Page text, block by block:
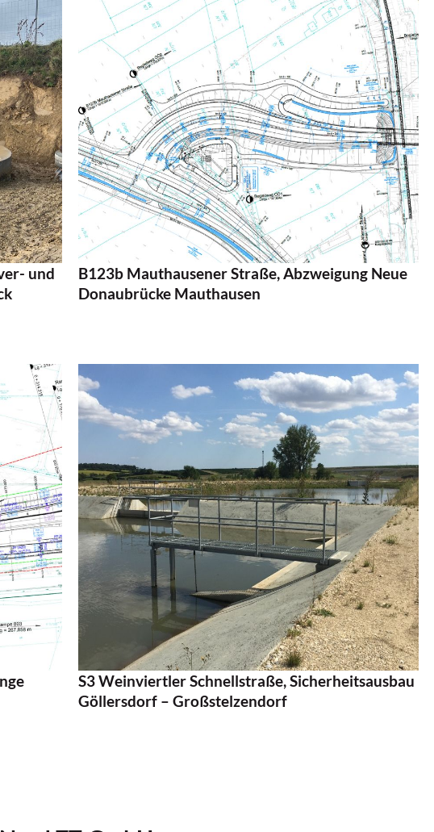
und
Auftraggeber:Land Niederösterreich & Land Oberösterreich
Projektgebiet:Mostviertel, Niederösterreich & Mühlviertel,
Oberösterreich
Projektlänge:5,63 km
Bearbeitete Projektphase:Einreichprojekt,
Ausschreibungsprojekt
Zeitraum:Beauftragung 2021, Verkehrsfreigabe
voraussichtlich 2029+
B123b Mauthausener Straße, Abzweigung Neue
Donaubrücke Mauthausen
Auftraggeber: ASFiNAG BMG GmbH
Projektgebiet:
Weinviertel, Niederösterreich
Projektlänge:2,80 km
Bearbeitete Projektphase:Einreichprojekt
Zeitraum:
Beauftragung 2023, Fertigstellung
Sicherheitsausbau voraussichtlich 2029+
S3 Weinviertler Schnellstraße, Sicherheitsausbau
Göllersdorf – Großstelzendorf